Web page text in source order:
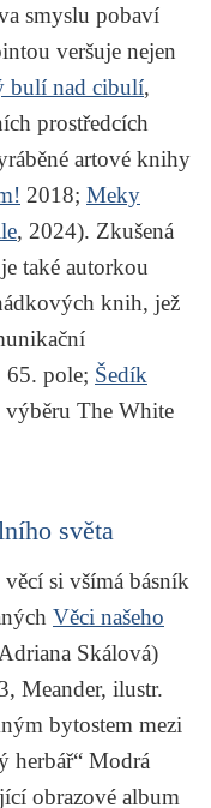
smyslu pobaví
veršuje nejen
bulí nad cibulí,
prostředcích
artové knihy
2018; Meky
, 2024). Zkušená
také autorkou
knih, jež
65. pole; Šedík
výběru The White
světa
si všímá básník
Věci našeho
Skálová)
Meander, ilustr.
bytostem mezi
herbář“ Modrá
obrazové album